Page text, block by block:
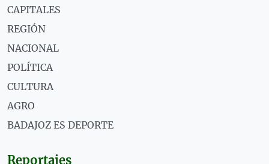
CAPITALES
REGIÓN
NACIONAL
POLÍTICA
CULTURA
AGRO
BADAJOZ ES DEPORTE
Reportajes